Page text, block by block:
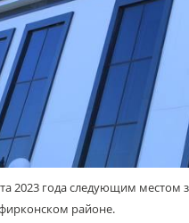
2023 года следующим местом
районе.